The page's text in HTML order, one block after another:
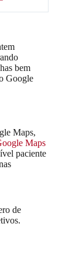
bem
Google
Maps,
Maps
paciente
de